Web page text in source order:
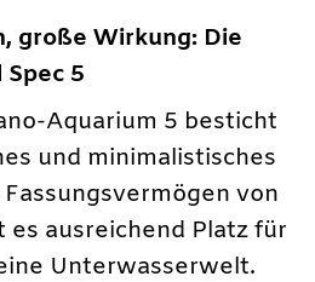
große Wirkung: Die
5
Aquarium 5 besticht
und minimalistisches
von
ausreichend Platz für
Unterwasserwelt.